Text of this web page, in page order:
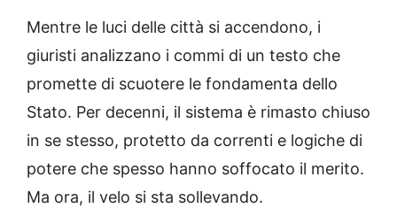
Mentre le luci delle città si accendono, i
giuristi analizzano i commi di un testo che
promette di scuotere le fondamenta dello
Stato. Per decenni, il sistema è rimasto chiuso
in se stesso, protetto da correnti e logiche di
potere che spesso hanno soffocato il merito.
Ma ora, il velo si sta sollevando.